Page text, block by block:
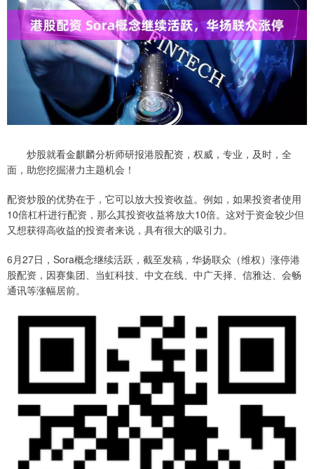
炒股就看金麒麟分析师研报港股配资，权威，专业，及时，全
面，助您挖掘潜力主题机会！
配资炒股的优势在于，它可以放大投资收益。例如，如果投资者使用
10倍杠杆进行配资，那么其投资收益将放大10倍。这对于资金较少但
又想获得高收益的投资者来说，具有很大的吸引力。
6月27日，Sora概念继续活跃，截至发稿，华扬联众（维权）涨停港
股配资，因赛集团、当虹科技、中文在线、中广天择、信雅达、会畅
通讯等涨幅居前。